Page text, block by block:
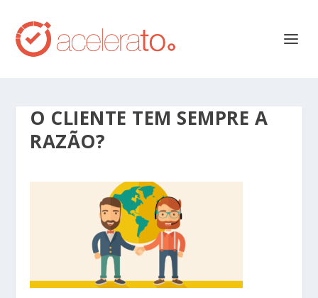
O CLIENTE TEM SEMPRE A
RAZÃO?